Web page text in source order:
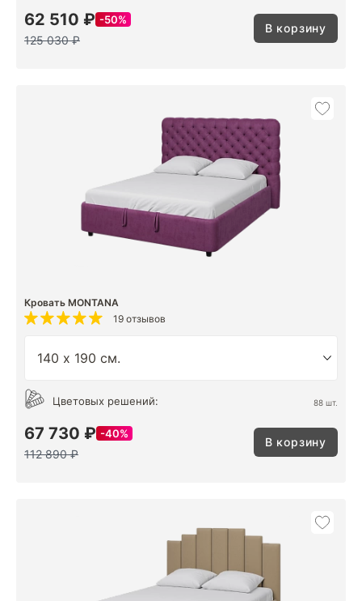
62 510 ₽ 50%
125 030 ₽
В корзину
Кровать MONTANA
19 отзывов
Цветовых решений: 88 шт.
67 730 ₽ 40%
112 890 ₽
В корзину